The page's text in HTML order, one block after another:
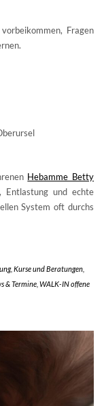
Fragen
Hebamme Betty
Entlastung und echte
System oft durchs
, Kurse und Beratungen
& Termine WALK-IN offene